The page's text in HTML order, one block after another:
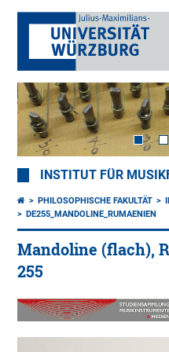
INSTITUT FÜR
PHILOSOPHISCHE FAKULTÄT
DE255_MANDOLINE_RUMAENIEN
Mandoline (flach),
255